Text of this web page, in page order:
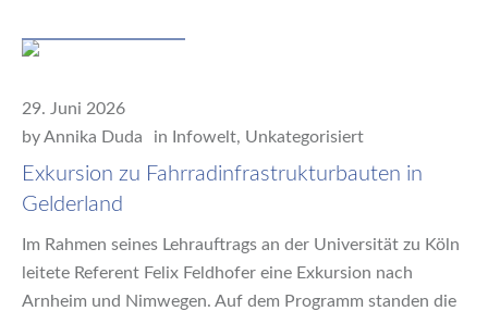
29. Juni 2026
byAnnika Duda in Infowelt, Unkategorisiert
Exkursion zu Fahrradinfrastrukturbauten in
Gelderland
Im Rahmen seines Lehrauftrags an der Universität zu Köln
leitete Referent Felix Feldhofer eine Exkursion nach
Arnheim und Nimwegen. Auf dem Programm standen die